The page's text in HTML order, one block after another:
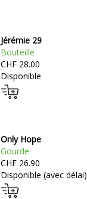
Jérémie 29
Bouteille
CHF 28.00
Disponible
Only Hope
Gourde
CHF 26.90
Disponible (avec délai)